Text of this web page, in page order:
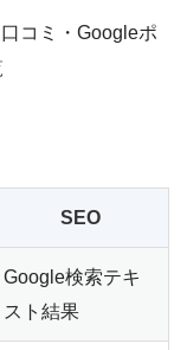
コミ・Googleポ
SEO
Google検索テキ
スト結果